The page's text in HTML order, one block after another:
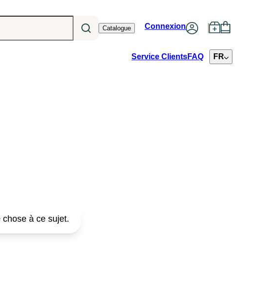
Catalogue Connexion
Service ClientsFAQ FR
à ce sujet.